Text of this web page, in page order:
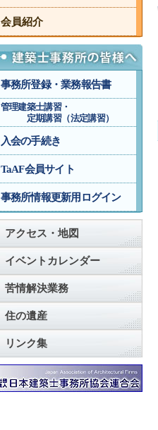
会員紹介
事務所登録・業務報告書
管理建築士講習・
定期講習（法定講習）
入会の手続き
TaAF会員サイト
事務所情報更新用ログイン
アクセス・地図
イベントカレンダー
苦情解決業務
住の遺産
リンク集